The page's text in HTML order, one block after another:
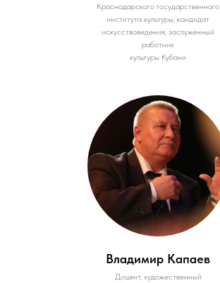
Краснодарского государственного
института культуры, кандидат
искусствоведения, заслуженный
работник
культуры Кубани
Владимир Капаев
Доцент, художественный